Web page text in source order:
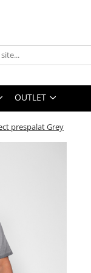
OUTLET
prespalat Grey